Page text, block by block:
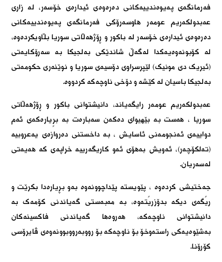
فەرمانگەی پەیوەندییەکانی دەرەوەی ئیدارەی خۆسەر، لە زاری
عەبدولکەریم عومەر ھاوسەرۆکی فەرمانگەی پەیوەندییەکانی
دەرەوەی ئیدارەی خۆسەر لە باکور و ڕۆژھەڵاتی سوریا بڵاویکردەوە،
لە کۆبونەوەیەکدا لەگەڵ شاندێکی بەلجیکا بە سەرۆکایەتی
(ئیریک دی مونیک) لێپرسراوی دۆسیەی سوریا و نوێنەری حکومەتی
بەلجیکا باسیان لە کێشە و دۆخی ناوچەکە کردووە.
عەبدولکەریم عومەر رایگەیاند، دانیشتوانی باکور و ڕۆژھەڵاتی
سوریا ، ھەست بە بێھیوای دەکەن سەبارەت بە برٍیارەکەی ئەم
دواییەی ئەنجومەنی ئاسایش ، بە داخستنی دەروازەی یەعروبیە
(تەلکۆچەر)، ئەویش بەھۆی ئەو کاریگەرییە خراپەی کە ھەیەتی
لەسەریان.
جەختیشی کردەوە ، پێویستە پێداچوونەوە بەو بڕیارەدا بکرێت و
ریًگەی دیکە بدۆزریًتەوە، بە مەبەستی گەیاندنی کۆمەک بە
دانیشتوانی ناوچەکە، ھەروەھا گەیاندنی فاکسینەکان
بەشێوەیەکی راستەوخۆ بۆ ناوچەکە بۆ رووبەرووبوونەوەی ڤایرۆسی
کۆرۆنا.